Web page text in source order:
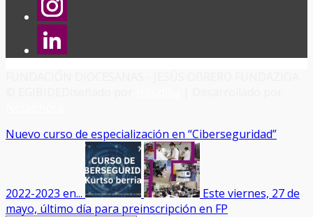
Nuevo curso de especialización en “Ciberseguridad”
2022-2023 en...
Este viernes, 27 de
mayo, último día para preinscripción en FP